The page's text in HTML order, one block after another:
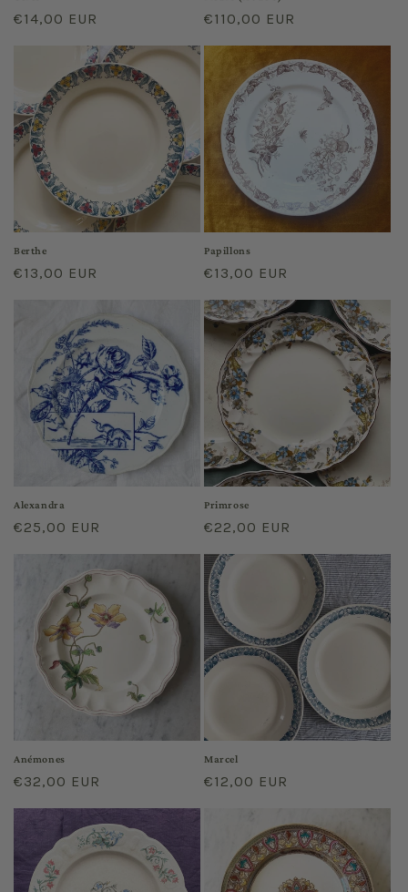
Prix
€14,00 EUR
Prix
€110,00 EUR
Berthe
Prix
€13,00 EUR
Papillons
Prix
€13,00 EUR
Alexandra
Prix
€25,00 EUR
Primrose
Prix
€22,00 EUR
Anémones
Prix
€32,00 EUR
Marcel
Prix
€12,00 EUR